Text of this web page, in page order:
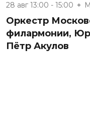
28 авг 13:00 - 15:00
Оркестр
филармонии,
Пётр Акулов